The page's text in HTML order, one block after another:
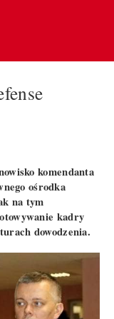
komendanta
ośrodka
na tym
kadry
dowodzenia.